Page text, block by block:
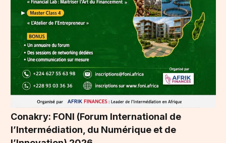
Conakry: FONI (Forum International de
l’Intermédiation, du Numérique et de